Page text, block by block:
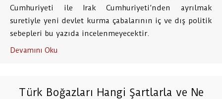
Cumhuriyeti ile Irak Cumhuriyeti’nden ayrılmak
suretiyle yeni devlet kurma çabalarının iç ve dış politik
sebepleri bu yazıda incelenmeyecektir.
Devamını Oku
Türk Boğazları Hangi Şartlarla ve Ne